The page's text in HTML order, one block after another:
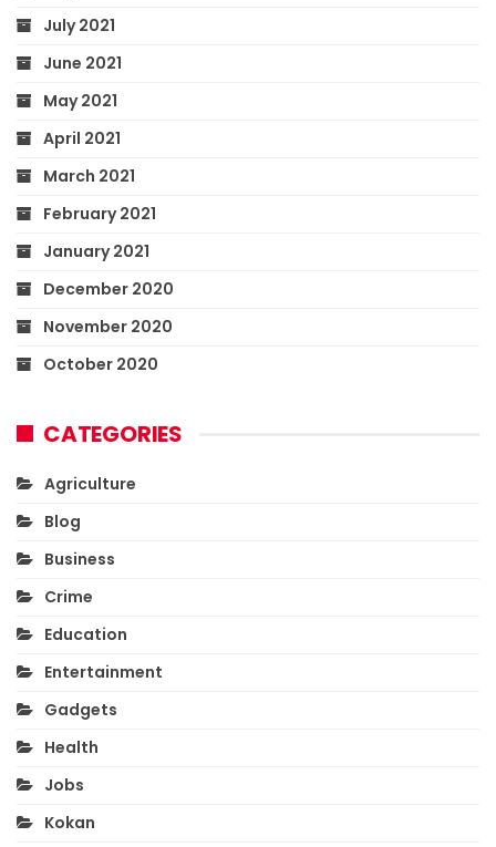
July 2021
June 2021
May 2021
April 2021
March 2021
February 2021
January 2021
December 2020
November 2020
October 2020
CATEGORIES
Agriculture
Blog
Business
Crime
Education
Entertainment
Gadgets
Health
Jobs
Kokan